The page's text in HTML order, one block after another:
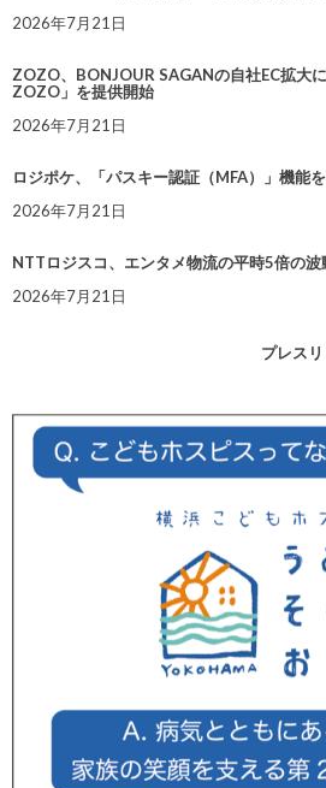
2026年7月21日
ZOZO、BONJOUR SAGANの自社EC拡大
ZOZO」を提供開始
2026年7月21日
ロジポケ、「パスキー認証（MFA）」機能
2026年7月21日
NTTロジスコ、エンタメ物流の平時5倍の
2026年7月21日
プレス